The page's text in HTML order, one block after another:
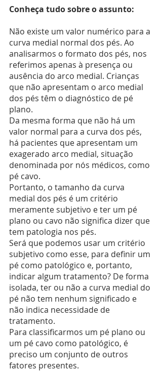
Conheça tudo sobre o assunto:
Não existe um valor numérico para a
curva medial normal dos pés. Ao
analisarmos o formato dos pés, nos
referimos apenas à presença ou
ausência do arco medial. Crianças
que não apresentam o arco medial
dos pés têm o diagnóstico de pé
plano.
Da mesma forma que não há um
valor normal para a curva dos pés,
há pacientes que apresentam um
exagerado arco medial, situação
denominada por nós médicos, como
pé cavo.
Portanto, o tamanho da curva
medial dos pés é um critério
meramente subjetivo e ter um pé
plano ou cavo não significa dizer que
tem patologia nos pés.
Será que podemos usar um critério
subjetivo como esse, para definir um
pé como patológico e, portanto,
indicar algum tratamento? De forma
isolada, ter ou não a curva medial do
pé não tem nenhum significado e
não indica necessidade de
tratamento.
Para classificarmos um pé plano ou
um pé cavo como patológico, é
preciso um conjunto de outros
fatores presentes.